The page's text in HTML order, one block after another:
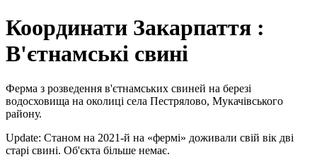
Координати Закарпаття :
В'єтнамські свині
Ферма з розведення в'єтнамських свиней на березі
водосховища на околиці села Пестрялово, Мукачівського
району.
Update: Станом на 2021-й на «фермі» доживали свій вік дві
старі свині. Об'єкта більше немає.